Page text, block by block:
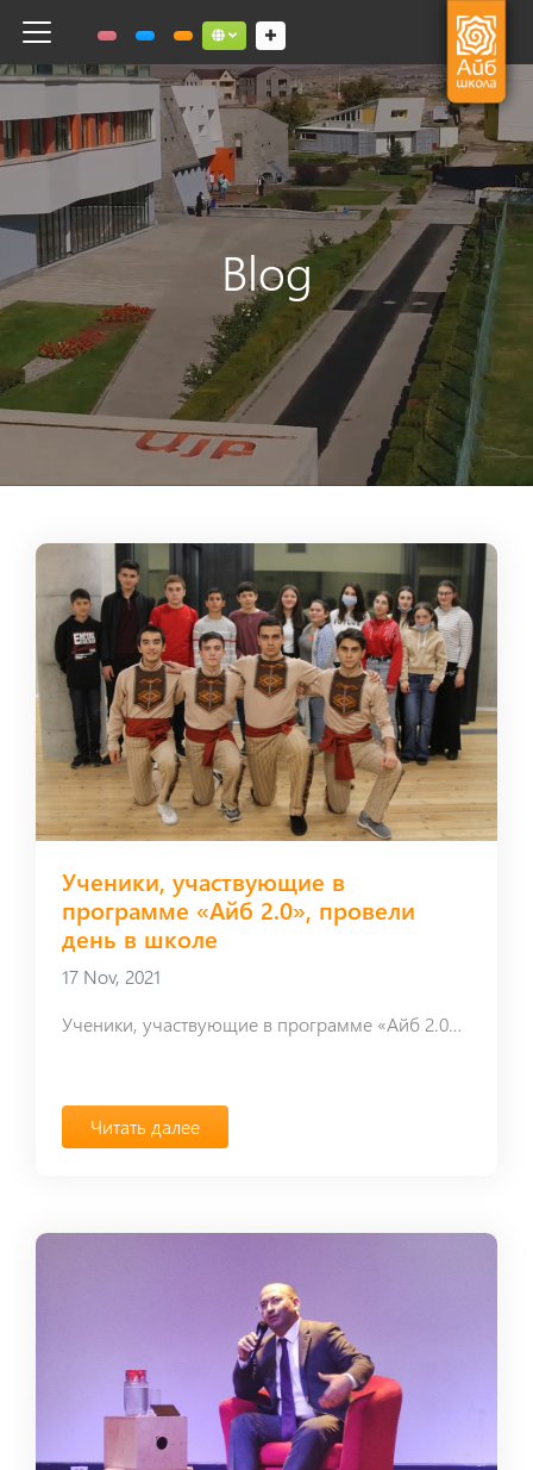
Toggle navigation Social links dropdown button
Blog
Ученики, участвующие в
программе «Айб 2.0», провели
день в школе
17 Nov, 2021
Ученики, участвующие в программе «Айб 2.0», провели день в школе
Читать далее